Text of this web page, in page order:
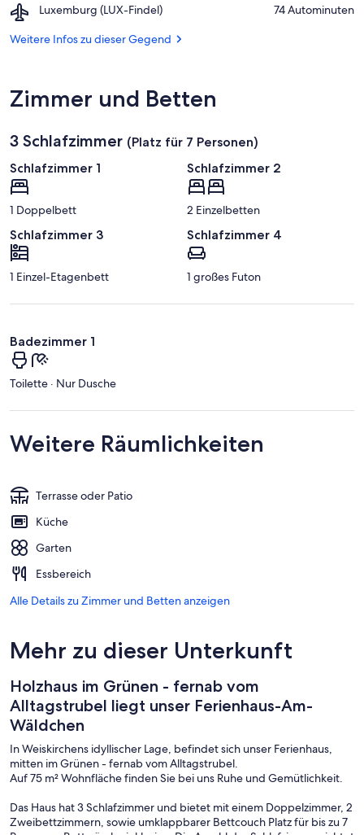
See
Luxemburg (LUX-Findel)
Airport,
(LUX-
‪74 Autominuten‬
Weitere Infos zu dieser Gegend
Zimmer und Betten
3 Schlafzimmer (Platz für 7 Personen)
Schlafzimmer 1
1 Doppelbett
Schlafzimmer 2
2 Einzelbetten
Schlafzimmer 3
1 Einzel-Etagenbett
Schlafzimmer 4
1 großes Futon
Badezimmer 1
Toilette · Nur Dusche
Weitere Räumlichkeiten
Terrasse oder Patio
Küche
Garten
Essbereich
Alle Details zu Zimmer und Betten anzeigen
Mehr zu dieser Unterkunft
Holzhaus im Grünen - fernab vom
Alltagstrubel liegt unser Ferienhaus-Am-
Wäldchen
In Weiskirchens idyllischer Lage, befindet sich unser Ferienhaus,
mitten im Grünen - fernab vom Alltagstrubel.
Auf 75 m² Wohnfläche finden Sie bei uns Ruhe und Gemütlichkeit.
Das Haus hat 3 Schlafzimmer und bietet mit einem Doppelzimmer, 2
Zweibettzimmern, sowie umklappbarer Bettcouch Platz für bis zu 7